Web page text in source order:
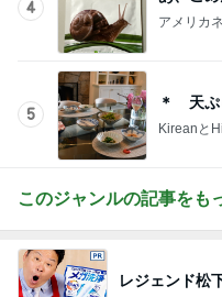
4
アメリカ
5
＊ 天ぷ
Kireanと
このジャンルの記事をも
レジェンド松